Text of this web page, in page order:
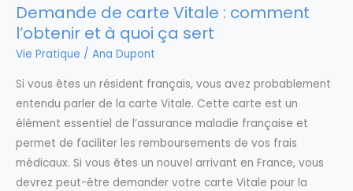
Demande de carte Vitale : comment
l’obtenir et à quoi ça sert
Vie Pratique / Ana Dupont
Si vous êtes un résident français, vous avez probablement
entendu parler de la carte Vitale. Cette carte est un
élément essentiel de l’assurance maladie française et
permet de faciliter les remboursements de vos frais
médicaux. Si vous êtes un nouvel arrivant en France, vous
devrez peut-être demander votre carte Vitale pour la